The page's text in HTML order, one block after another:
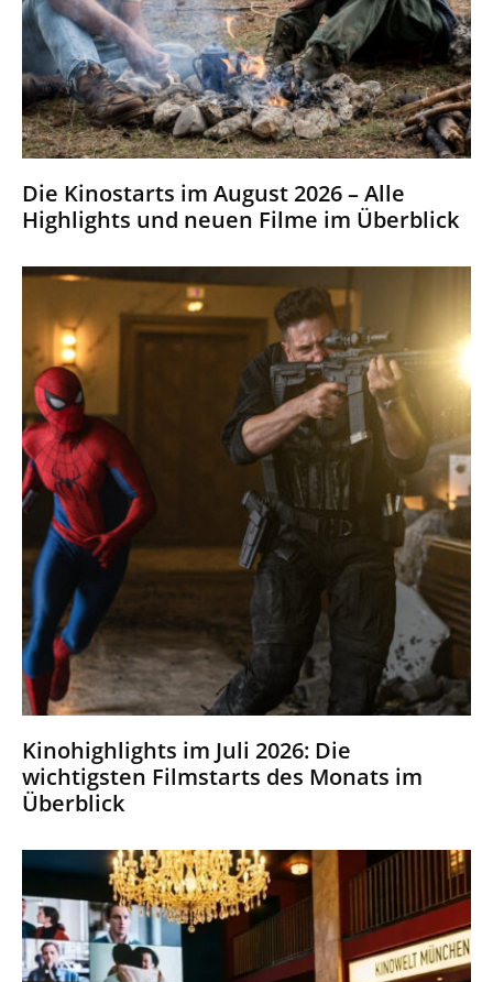
Die Kinostarts im August 2026 – Alle
Highlights und neuen Filme im Überblick
Kinohighlights im Juli 2026: Die
wichtigsten Filmstarts des Monats im
Überblick